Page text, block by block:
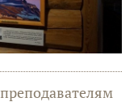
преподавателям